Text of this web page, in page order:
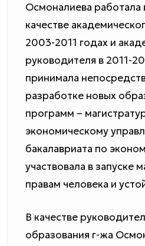
Осмоналиева
качестве
2003-2011 годах и
руководителя в 2011-
принимала
разработке новых
программ –
экономическому
бакалавриата по
участвовала в запуске
правам человека и
В качестве
образования г-жа